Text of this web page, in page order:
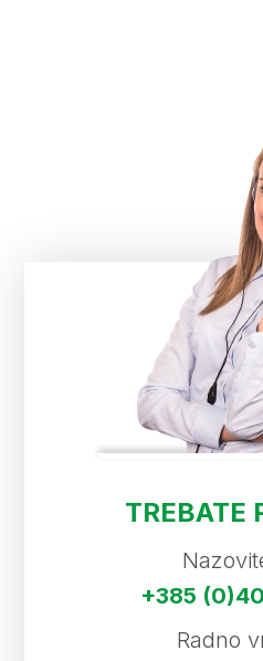
TREBATE
+385
Radno